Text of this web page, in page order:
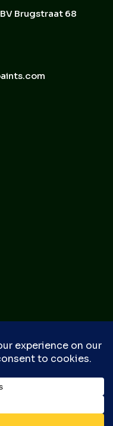
Brugstraat 68